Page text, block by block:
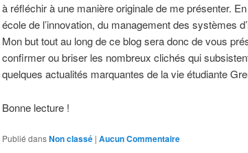
à réfléchir à une manière originale de me présenter.
école de l’innovation, du management des systèmes
Mon but tout au long de ce blog sera donc de vous
confirmer ou briser les nombreux clichés qui
quelques actualités marquantes de la vie étudiante
Bonne lecture !
Publié dansNon classé | Aucun Commentaire